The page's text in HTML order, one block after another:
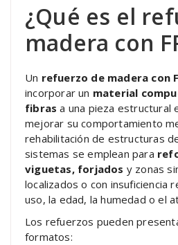
¿Qué es el
madera con
Un refuerzo de madera con
incorporar un material
fibras a una pieza estructural
mejorar su comportamiento
rehabilitación de estructuras
sistemas se emplean para
viguetas, forjados y zonas
localizados o con insuficiencia
uso, la edad, la humedad o el
Los refuerzos pueden
formatos: